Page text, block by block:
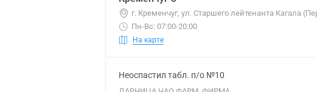
г. Кременчуг, ул. Старшего лейтенанта Кагала
Пн-Вс: 07:00-20:00
На карте
Неоспастил табл. п/о №10